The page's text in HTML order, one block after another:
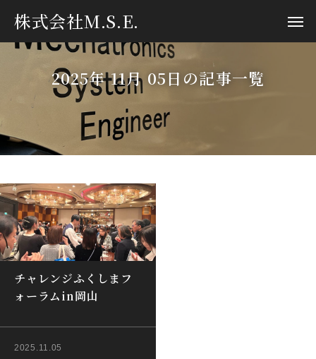
株式会社M.S.E.
2025年 11月 05日の記事一覧
チャレンジふくしまフ
ォーラムin岡山
2025.11.05